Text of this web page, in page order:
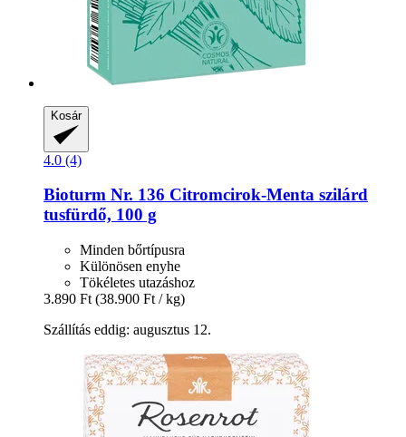
Kosár
4.0 (4)
Bioturm Nr. 136 Citromcirok-​Menta szilárd
tusfürdő, 100 g
Minden bőrtípusra
Különösen enyhe
Tökéletes utazáshoz
3.890 Ft (38.900 Ft / kg)
Szállítás eddig: augusztus 12.